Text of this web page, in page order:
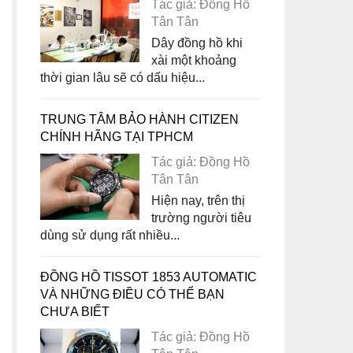
Tác giả: Đồng Hồ
Tân Tân
Dây đồng hồ khi
xài một khoảng
thời gian lâu sẽ có dấu hiệu...
TRUNG TÂM BẢO HÀNH CITIZEN
CHÍNH HÃNG TẠI TPHCM
Tác giả: Đồng Hồ
Tân Tân
Hiện nay, trên thị
trường người tiêu
dùng sử dụng rất nhiều...
ĐỒNG HỒ TISSOT 1853 AUTOMATIC
VÀ NHỮNG ĐIỀU CÓ THỂ BẠN
CHƯA BIẾT
Tác giả: Đồng Hồ